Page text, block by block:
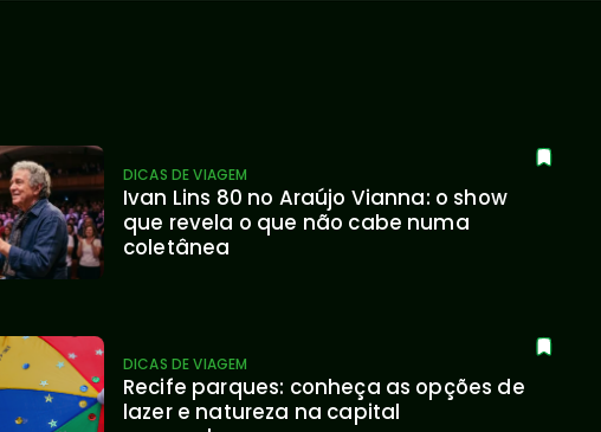
DICAS DE VIAGEM
Ivan Lins 80 no Araújo Vianna: o show
que revela o que não cabe numa
coletânea
DICAS DE VIAGEM
Recife parques: conheça as opções de
lazer e natureza na capital